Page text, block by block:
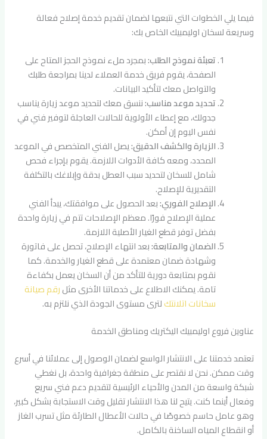
فيما يلي الخطوات التي نتبعها لضمان تقديم خدمة إصلاح فعالة
وسريعة لسخان اوليمبيك الخاص بك:
تعبئة نموذج الطلب:بمجرد ملء نموذج الحجز المتاح على
الصفحة، يقوم فريق خدمة العملاء لدينا بمراجعة طلبك
والتواصل معك لتأكيد البيانات.
تحديد موعد مناسب:ننسق معك لتحديد موعد زيارة يناسب
جدولك، مع إعطاء الأولوية للحالات العاجلة لتوفير فني في
نفس اليوم إن أمكن.
الزيارة والكشف الدقيق:يصل الفني المتخصص في الموعد
المحدد، ومعه كافة الأدوات اللازمة. يقوم بإجراء فحص
شامل للسخان لتحديد سبب العطل بدقة وإبلاغك بالتكلفة
التقديرية للإصلاح.
الإصلاح الفوري:بعد الحصول على موافقتك، يبدأ الفني
عملية الإصلاح فورًا. معظم الإصلاحات تتم في زيارة واحدة
بفضل توفر قطع الغيار الأصلية اللازمة.
الضمان والمتابعة:بعد انتهاء الإصلاح، تحصل على فاتورة
وشهادة ضمان معتمدة على قطع الغيار والخدمة. كما
نقوم بمتابعة دورية للتأكد من أن السخان يعمل بكفاءة
تامة. يمكنك الاطلاع على خدماتنا الأخرى مثلرقم صيانة
سخانات اتلانتكلترى مستوى الجودة الذي نلتزم به.
عناوين فروع اوليمبيك اليكتريك ومناطق الخدمة
تعتمد خدمتنا على الانتشار الواسع لضمان الوصول إلى عملائنا في أسرع
وقت ممكن. نحن لا نقتصر على منطقة جغرافية واحدة، بل نغطي
شبكة واسعة من المدن والأحياء الرئيسية لتقديم دعم فني سريع
وفعال أينما كنت. يتيح لنا هذا الانتشار تقليل وقت الاستجابة بشكل كبير،
وهو عامل حاسم خصوصًا في حالات الأعطال الطارئة مثل تسرب الغاز
أو انقطاع المياه الساخنة بالكامل.